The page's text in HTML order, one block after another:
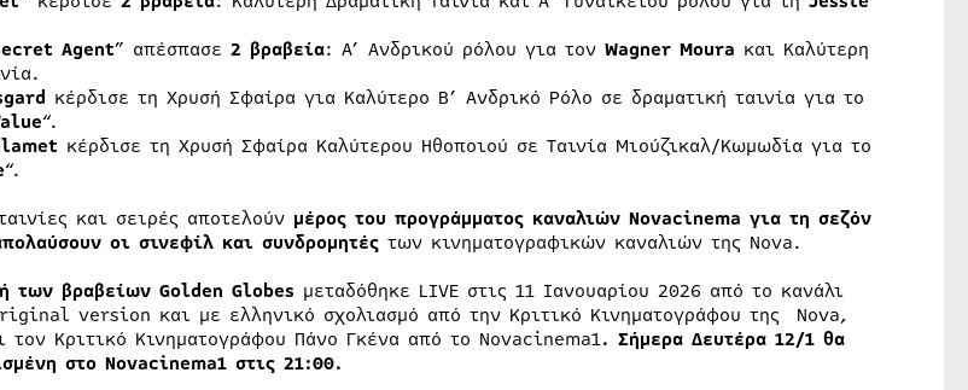
Agent” απέσπασε 2 βραβεία: Α’ Ανδρικού ρόλου για τον Wagner Moura και Καλύτερη
κέρδισε τη Χρυσή Σφαίρα για Καλύτερο Β’ Ανδρικό Ρόλο σε δραματική ταινία για το
“.
κέρδισε τη Χρυσή Σφαίρα Καλύτερου Ηθοποιού σε Ταινία Μιούζικαλ/Κωμωδία για το
“.
και σειρές αποτελούν μέρος του προγράμματος καναλιών Novacinema για τη σεζόν
οι σινεφίλ και συνδρομητέςτων κινηματογραφικών καναλιών της Nova.
των βραβείων Golden Globes μεταδόθηκε LIVE στις 11 Ιανουαρίου 2026 από το κανάλι
version και με ελληνικό σχολιασμό από την Κριτικό Kινηματογράφου της Nova,
τον Κριτικό Κινηματογράφου Πάνο Γκένα από το Novacinema1. Σήμερα Δευτέρα 12/1 θα
στο Novacinema1 στις 21:00.